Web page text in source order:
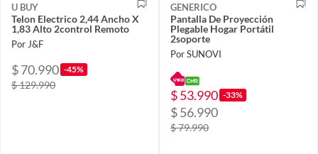
U BUY
Telon Electrico 2,44 Ancho X
1,83 Alto 2control Remoto
Por J&F
$ 70.990 -45%
$ 129.990
GENERICO
Pantalla De Proyección
Plegable Hogar Portátil
2soporte
Por SUNOVI
$ 53.990 -33%
$ 56.990
$ 79.990